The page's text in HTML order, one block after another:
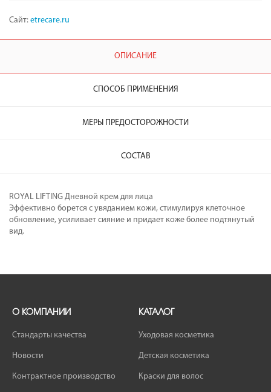
Сайт: etrecare.ru
ОПИСАНИЕ
СПОСОБ ПРИМЕНЕНИЯ
МЕРЫ ПРЕДОСТОРОЖНОСТИ
СОСТАВ
ROYAL LIFTING Дневной крем для лица
Эффективно борется с увяданием кожи, стимулируя клеточное
обновление, усиливает сияние и придает коже более подтянутый
вид.
О КОМПАНИИ
Стандарты качества
Новости
Контрактное производство
КАТАЛОГ
Уходовая косметика
Детская косметика
Краски для волос